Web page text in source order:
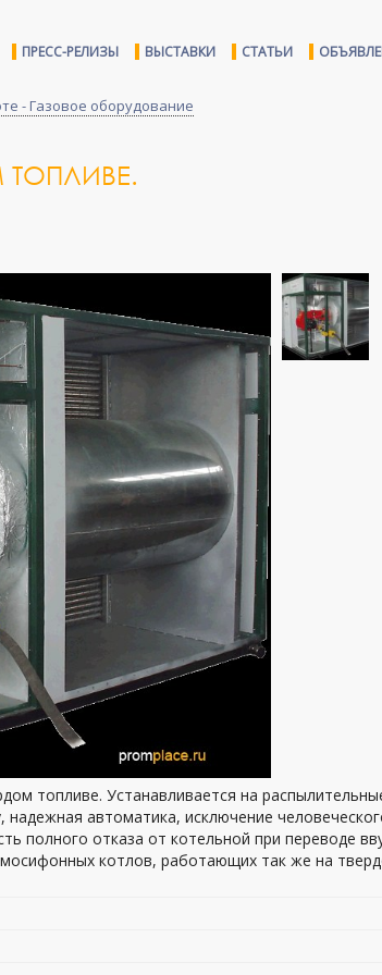
ПРЕСС-РЕЛИЗЫ ВЫСТАВКИ СТАТЬИ
- Газовое оборудование
ТОПЛИВЕ.
топливе. Устанавливается на
автоматика, исключение
полного отказа от котельной при переводе
котлов, работающих так же на